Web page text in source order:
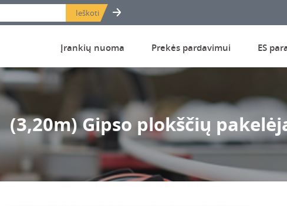
Įrankių nuoma Prekės pardavimui ES
(3,20m) Gipso plokščių